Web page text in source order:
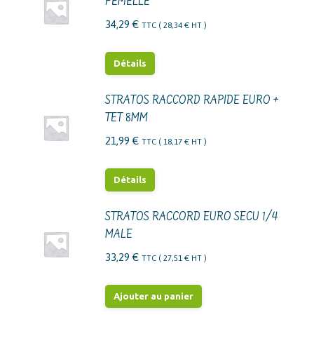
34,29 € TTC ( 28,34 € HT )
Détails
STRATOS RACCORD RAPIDE EURO +
TET 8MM
21,99 € TTC ( 18,17 € HT )
Détails
STRATOS RACCORD EURO SECU 1/4
MALE
33,29 € TTC ( 27,51 € HT )
Ajouter au panier